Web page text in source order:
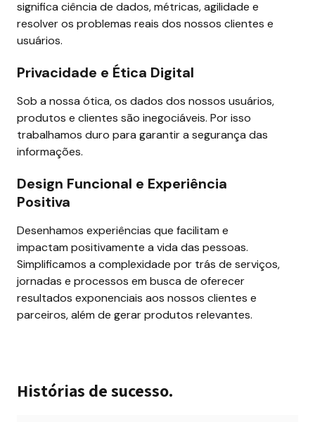
significa ciência de dados, métricas, agilidade e
resolver os problemas reais dos nossos clientes e
usuários.
Privacidade e Ética Digital
Sob a nossa ótica, os dados dos nossos usuários,
produtos e clientes são inegociáveis. Por isso
trabalhamos duro para garantir a segurança das
informações.
Design Funcional e Experiência
Positiva
Desenhamos experiências que facilitam e
impactam positivamente a vida das pessoas.
Simplificamos a complexidade por trás de serviços,
jornadas e processos em busca de oferecer
resultados exponenciais aos nossos clientes e
parceiros, além de gerar produtos relevantes.
Histórias de sucesso.